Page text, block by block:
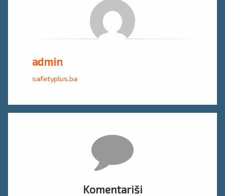
admin
safetyplus.ba
Komentariši